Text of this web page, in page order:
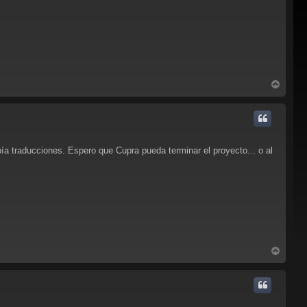
r
traducciones. Espero que Cupra pueda terminar el proyecto... o al
r